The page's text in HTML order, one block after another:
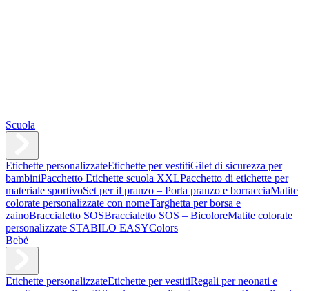
Scuola
Etichette personalizzateEtichette per vestitiGilet di sicurezza per
bambiniPacchetto Etichette scuola XXLPacchetto di etichette per
materiale sportivoSet per il pranzo – Porta pranzo e borracciaMatite
colorate personalizzate con nomeTarghetta per borsa e
zainoBraccialetto SOSBraccialetto SOS – BicoloreMatite colorate
personalizzate STABILO EASYColors
Bebè
Etichette personalizzateEtichette per vestitiRegali per neonati e